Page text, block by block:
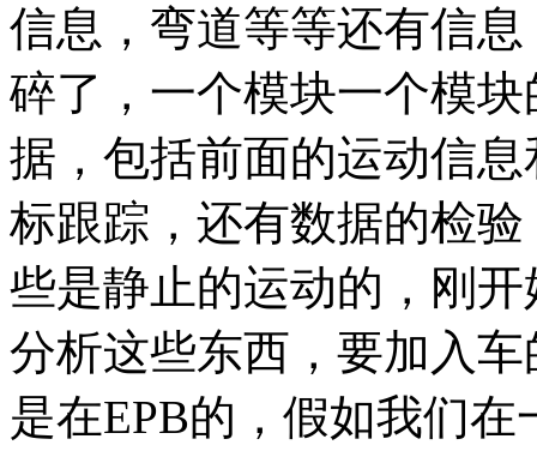
信息，弯道等等还有信
碎了，一个模块一个模
据，包括前面的运动信
标跟踪，还有数据的检
些是静止的运动的，刚
分析这些东西，要加入
是在EPB的，假如我们